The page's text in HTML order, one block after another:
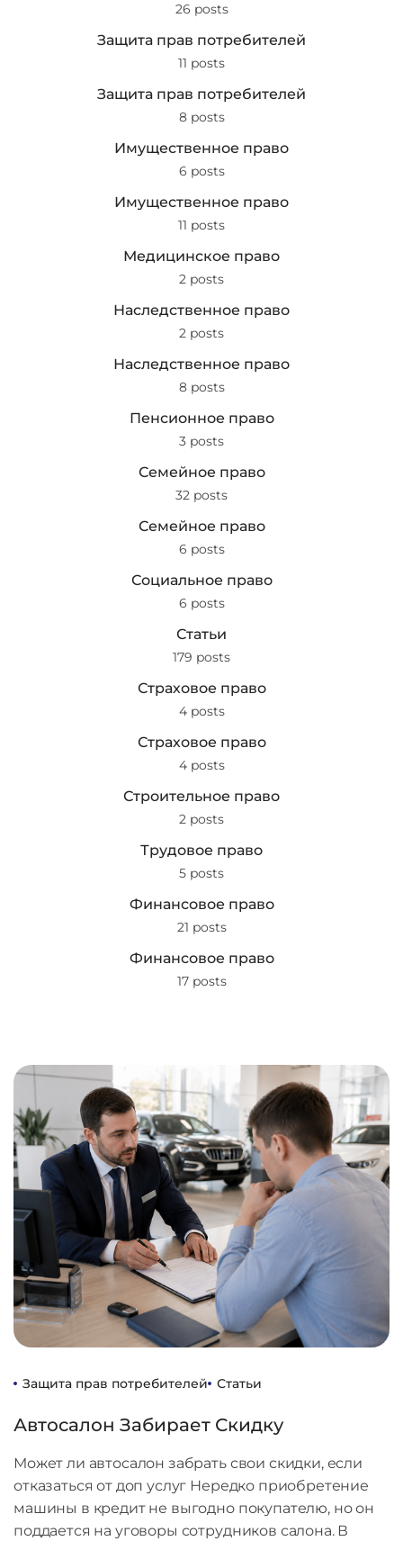
26 posts
Защита прав потребителей
11 posts
Защита прав потребителей
8 posts
Имущественное право
6 posts
Имущественное право
11 posts
Медицинское право
2 posts
Наследственное право
2 posts
Наследственное право
8 posts
Пенсионное право
3 posts
Семейное право
32 posts
Семейное право
6 posts
Социальное право
6 posts
Статьи
179 posts
Страховое право
4 posts
Страховое право
4 posts
Строительное право
2 posts
Трудовое право
5 posts
Финансовое право
21 posts
Финансовое право
17 posts
Защита прав потребителей Статьи
Автосалон Забирает Скидку
Может ли автосалон забрать свои скидки, если
отказаться от доп услуг Нередко приобретение
машины в кредит не выгодно покупателю, но он
поддается на уговоры сотрудников салона. В